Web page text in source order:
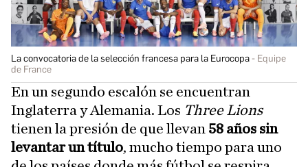
La convocatoria de la selección francesa para la Eurocopa
Equipe
de France
En un segundo escalón se encuentran
Inglaterra y Alemania. Los Three Lions
tienen la presión de que llevan 58 años sin
levantar un título, mucho tiempo para uno